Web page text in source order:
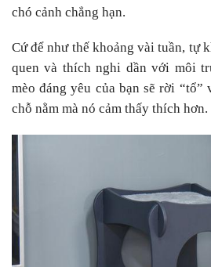
chó cảnh chẳng hạn.
Cứ để như thế khoảng vài tuần, tự
quen và thích nghi dần với môi
mèo đáng yêu của bạn sẽ rời
chỗ nằm mà nó cảm thấy thích hơn.